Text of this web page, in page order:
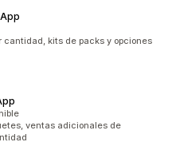
kits de packs y opciones
ventas adicionales de